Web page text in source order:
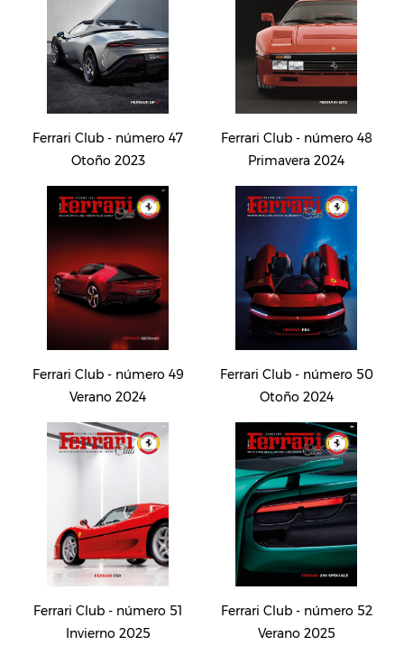
Ferrari Club - número 47
Otoño 2023
Ferrari Club - número 48
Primavera 2024
Ferrari Club - número 49
Verano 2024
Ferrari Club - número 50
Otoño 2024
Ferrari Club - número 51
Invierno 2025
Ferrari Club - número 52
Verano 2025